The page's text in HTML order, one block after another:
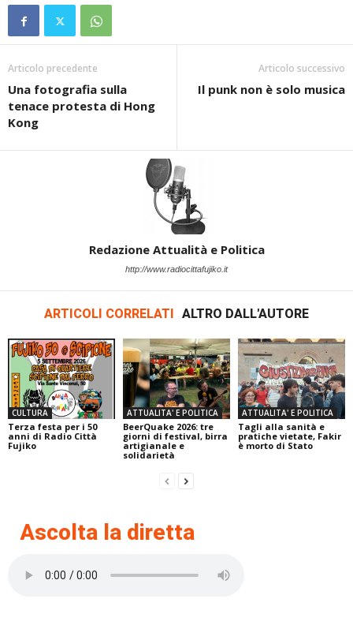
Articolo precedente
Una fotografia sulla
tenace protesta di Hong
Kong
Articolo successivo
Il punk non è solo musica
Redazione Attualità e Politica
http://www.radiocittafujiko.it
ARTICOLI CORRELATI ALTRO DALL'AUTORE
CULTURA
Terza festa per i 50
anni di Radio Città
Fujiko
ATTUALITA' E POLITICA
BeerQuake 2026: tre
giorni di festival, birra
artigianale e
solidarietà
ATTUALITA' E POLITICA
Tagli alla sanità e
pratiche vietate, Fakir
è morto di Stato
Ascolta la diretta